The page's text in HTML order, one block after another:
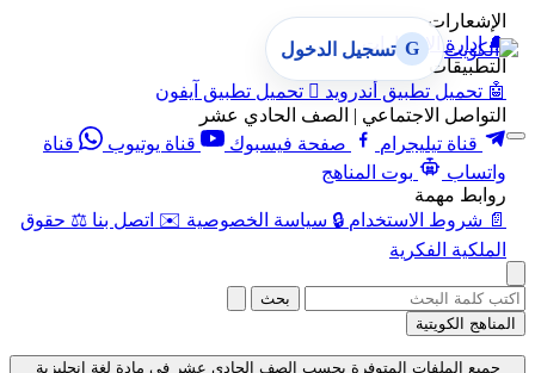
الإشعارات
تطبيق أندرويد  تحميل تطبيق آيفون
الاجتماعي | الصف الحادي عشر
قناة تيليجرام
صفحة فيسبوك قناة يوتيوب
قناة
بوت المناهج
مهمة
الاستخدام 🔒 سياسة الخصوصية ✉️ اتصل بنا ⚖️ حقوق
الفكرية
G تسجيل الدخول
الكويتية
الملفات المتوفرة بحسب الصف الحادي عشر في مادة لغة انجليزية